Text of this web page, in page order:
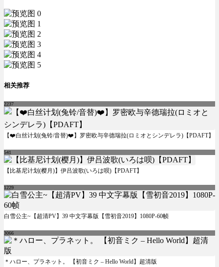
相关推荐
2237
【❤️白丝计划(兔铃/音替)❤️】罗密欧与辛德瑞拉(ロミオとシンデレラ)【PDAFT】
541
【比基尼计划(樱月)】伊吕波歌(いろは呗)【PDAFT】
1229
白雪公主~【超清PV】39 中文字幕版【雪初音2019】1080P-60帧
3066
＊ハロー、プラネット。 【初音ミク – Hello World】超清版